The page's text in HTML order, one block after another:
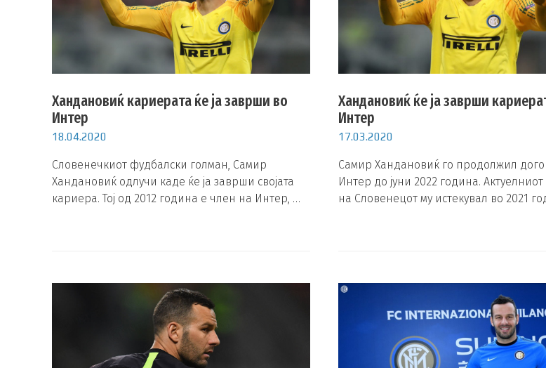
Хандановиќ кариерата ќе ја заврши во
Интер
18.04.2020
Словенечкиот фудбалски голман, Самир
Хандановиќ одлучи каде ќе ја заврши својата
кариера. Тој од 2012 година е член на Интер, …
Хандановиќ ќе ја заврши
Интер
17.03.2020
Самир Хандановиќ го продолжил
Интер до јуни 2022 година.
на Словенецот му истекувал во 2021